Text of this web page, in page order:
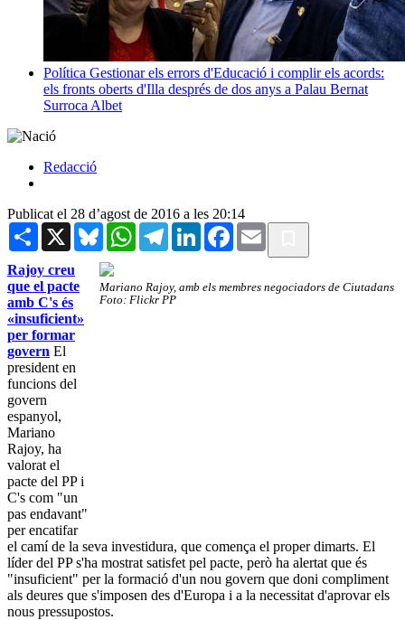
Política Gestionar els errors d'Educació i complir els acords:
els fronts oberts d'Illa després de dos anys a Palau Bernat
Surroca Albet
Redacció
Publicat el 28 d’agost de 2016 a les 20:14
Share X BlueskyWhatsAppTelegramLinkedInFacebook
Email
Mariano Rajoy, amb els membres negociadors de Ciutadans
Foto: Flickr PP
Rajoy creu
que el pacte
amb C's és
«insuficient»
per formar
govern El
president en
funcions del
govern
espanyol,
Mariano
Rajoy, ha
valorat el
pacte del PP i
C's com "un
pas endavant"
per encatifar
el camí de la seva investidura, que comença el proper dimarts. El
líder del PP s'ha mostrat satisfet pel pacte, però ha alertat que és
"insuficient" per la formació d'un nou govern que doni compliment
als deures que s'imposen des d'Europa i a la necessitat d'aprovar els
nous pressupostos.